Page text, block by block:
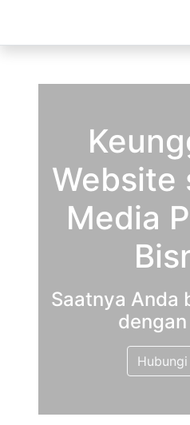
Website
Media
Saatnya Anda